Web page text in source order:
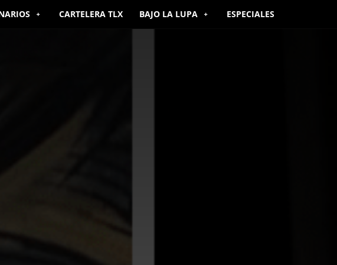
CARTELERA TLX BAJO LA LUPA ESPECIALES